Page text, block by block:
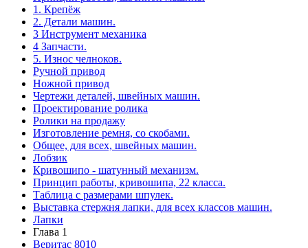
1. Крепёж
2. Детали машин.
3 Инструмент механика
4 Запчасти.
5. Износ челноков.
Ручной привод
Ножной привод
Чертежи деталей, швейных машин.
Проектирование ролика
Ролики на продажу
Изготовление ремня, со скобами.
Общее, для всех, швейных машин.
Лобзик
Кривошипо - шатунный механизм.
Принцип работы, кривошипа, 22 класса.
Таблица с размерами шпулек.
Выставка стержня лапки, для всех классов машин.
Лапки
Глава 1
Веритас 8010